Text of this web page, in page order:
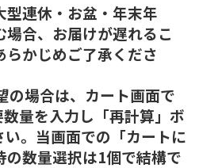
連休・お盆・年末年
合、お届けが遅れるこ
らかじめご了承くださ
場合は、カート画面で
数量を入力し「再計算」ボ
。当画面での「カートに
の数量選択は1個で結構で